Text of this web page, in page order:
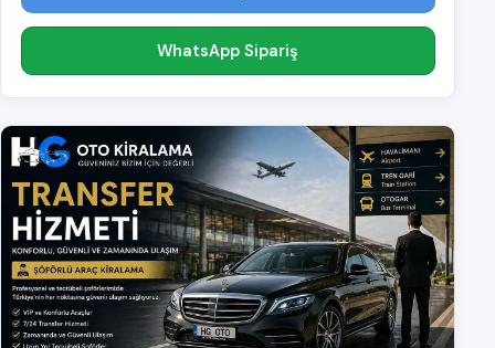
WhatsApp Sipariş